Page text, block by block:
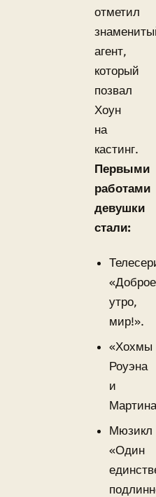
отметил
агент,
который
позвал
Хоун
на
кастинг.
Первыми
работами
девушки
стали:
«Доброе
утро,
мир!».
«Хохмы
Роуэна
и
Мюзикл
«Один